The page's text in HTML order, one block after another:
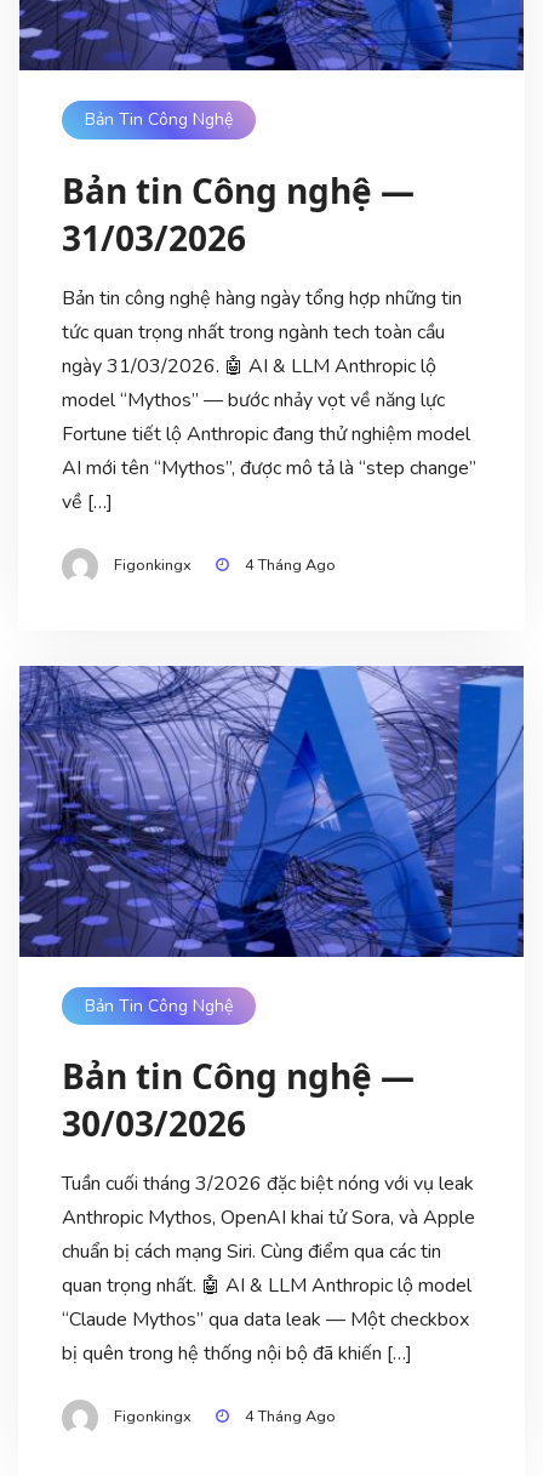
Bản Tin Công Nghệ
Bản tin Công nghệ —
31/03/2026
Bản tin công nghệ hàng ngày tổng hợp những tin
tức quan trọng nhất trong ngành tech toàn cầu
ngày 31/03/2026. 🤖 AI & LLM Anthropic lộ
model “Mythos” — bước nhảy vọt về năng lực
Fortune tiết lộ Anthropic đang thử nghiệm model
AI mới tên “Mythos”, được mô tả là “step change”
về […]
Figonkingx 4 Tháng Ago
Bản Tin Công Nghệ
Bản tin Công nghệ —
30/03/2026
Tuần cuối tháng 3/2026 đặc biệt nóng với vụ leak
Anthropic Mythos, OpenAI khai tử Sora, và Apple
chuẩn bị cách mạng Siri. Cùng điểm qua các tin
quan trọng nhất. 🤖 AI & LLM Anthropic lộ model
“Claude Mythos” qua data leak — Một checkbox
bị quên trong hệ thống nội bộ đã khiến […]
Figonkingx 4 Tháng Ago